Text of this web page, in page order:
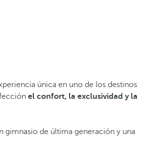
única en uno de los destinos
el confort, la exclusividad y la
gimnasio de última generación y una